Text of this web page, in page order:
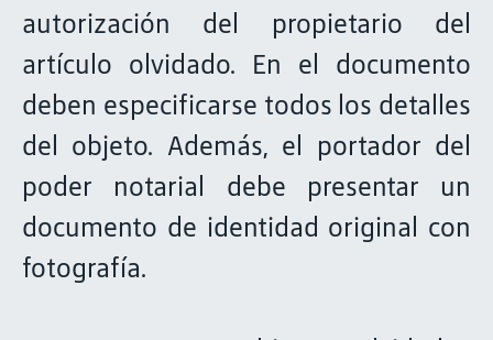
autorización del propietario del
artículo olvidado. En el documento
deben especificarse todos los detalles
del objeto. Además, el portador del
poder notarial debe presentar un
documento de identidad original con
fotografía.